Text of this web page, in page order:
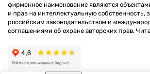
фирменное наименование являются
и прав на интеллектуальную
российским законодательством и
соглашениями об охране авторских прав.